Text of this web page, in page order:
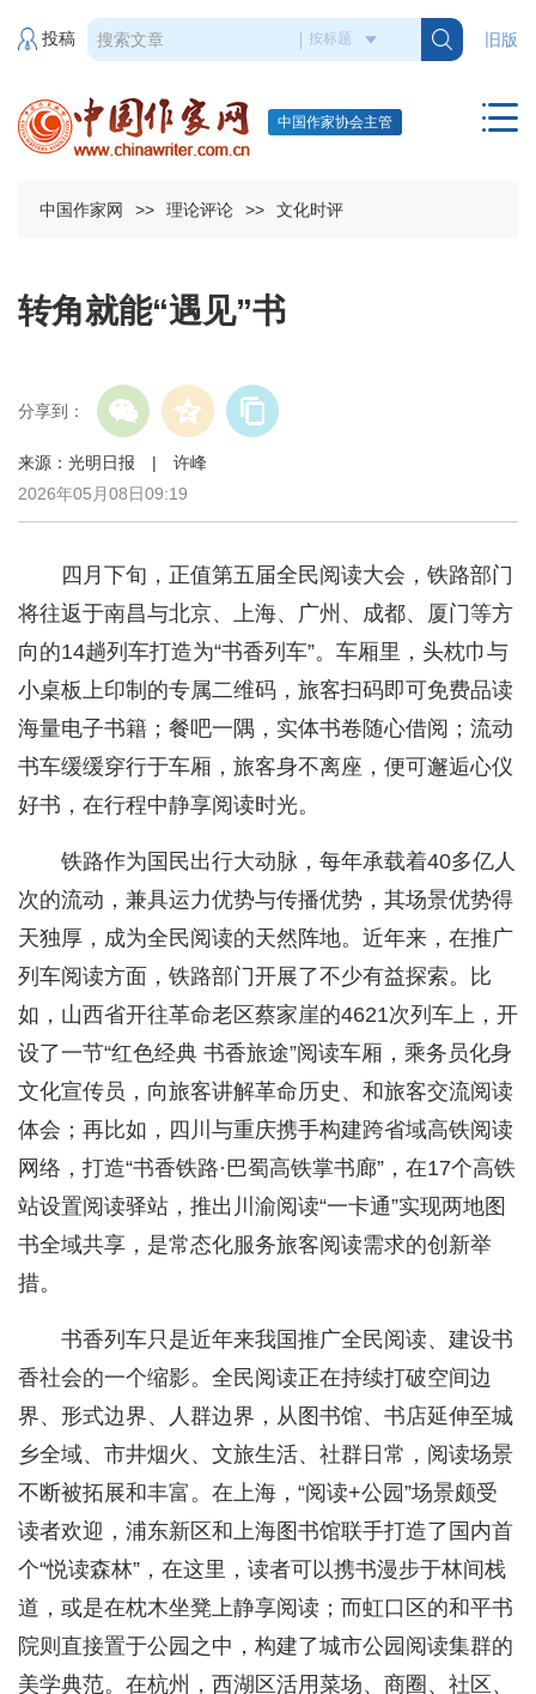
旧版
投稿
中国作家协会主管
中国作家网 >> 理论评论 >> 文化时评
转角就能“遇见”书
分享到：
来源：光明日报 | 许峰
2026年05月08日09:19
四月下旬，正值第五届全民阅读大会，铁路部门
将往返于南昌与北京、上海、广州、成都、厦门等方
向的14趟列车打造为“书香列车”。车厢里，头枕巾与
小桌板上印制的专属二维码，旅客扫码即可免费品读
海量电子书籍；餐吧一隅，实体书卷随心借阅；流动
书车缓缓穿行于车厢，旅客身不离座，便可邂逅心仪
好书，在行程中静享阅读时光。
铁路作为国民出行大动脉，每年承载着40多亿人
次的流动，兼具运力优势与传播优势，其场景优势得
天独厚，成为全民阅读的天然阵地。近年来，在推广
列车阅读方面，铁路部门开展了不少有益探索。比
如，山西省开往革命老区蔡家崖的4621次列车上，开
设了一节“红色经典 书香旅途”阅读车厢，乘务员化身
文化宣传员，向旅客讲解革命历史、和旅客交流阅读
体会；再比如，四川与重庆携手构建跨省域高铁阅读
网络，打造“书香铁路·巴蜀高铁掌书廊”，在17个高铁
站设置阅读驿站，推出川渝阅读“一卡通”实现两地图
书全域共享，是常态化服务旅客阅读需求的创新举
措。
书香列车只是近年来我国推广全民阅读、建设书
香社会的一个缩影。全民阅读正在持续打破空间边
界、形式边界、人群边界，从图书馆、书店延伸至城
乡全域、市井烟火、文旅生活、社群日常，阅读场景
不断被拓展和丰富。在上海，“阅读+公园”场景颇受
读者欢迎，浦东新区和上海图书馆联手打造了国内首
个“悦读森林”，在这里，读者可以携书漫步于林间栈
道，或是在枕木坐凳上静享阅读；而虹口区的和平书
院则直接置于公园之中，构建了城市公园阅读集群的
美学典范。在杭州，西湖区活用菜场、商圈、社区、